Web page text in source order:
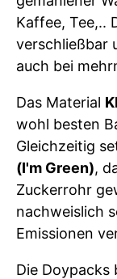
Kaffee, Tee,..
verschließbar
auch bei
Das Material
wohl besten
Gleichzeitig
(I'm Green),
Zuckerrohr
nachweislich
Emissionen
Die Doypacks